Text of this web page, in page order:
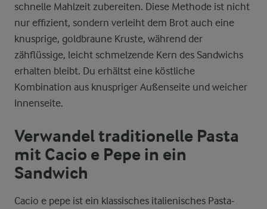
schnelle Mahlzeit zubereiten. Diese Methode ist nicht
nur effizient, sondern verleiht dem Brot auch eine
knusprige, goldbraune Kruste, während der
zähflüssige, leicht schmelzende Kern des Sandwichs
erhalten bleibt. Du erhältst eine köstliche
Kombination aus knuspriger Außenseite und weicher
Innenseite.
Verwandel traditionelle Pasta
mit Cacio e Pepe in ein
Sandwich
Cacio e pepe ist ein klassisches italienisches Pasta-